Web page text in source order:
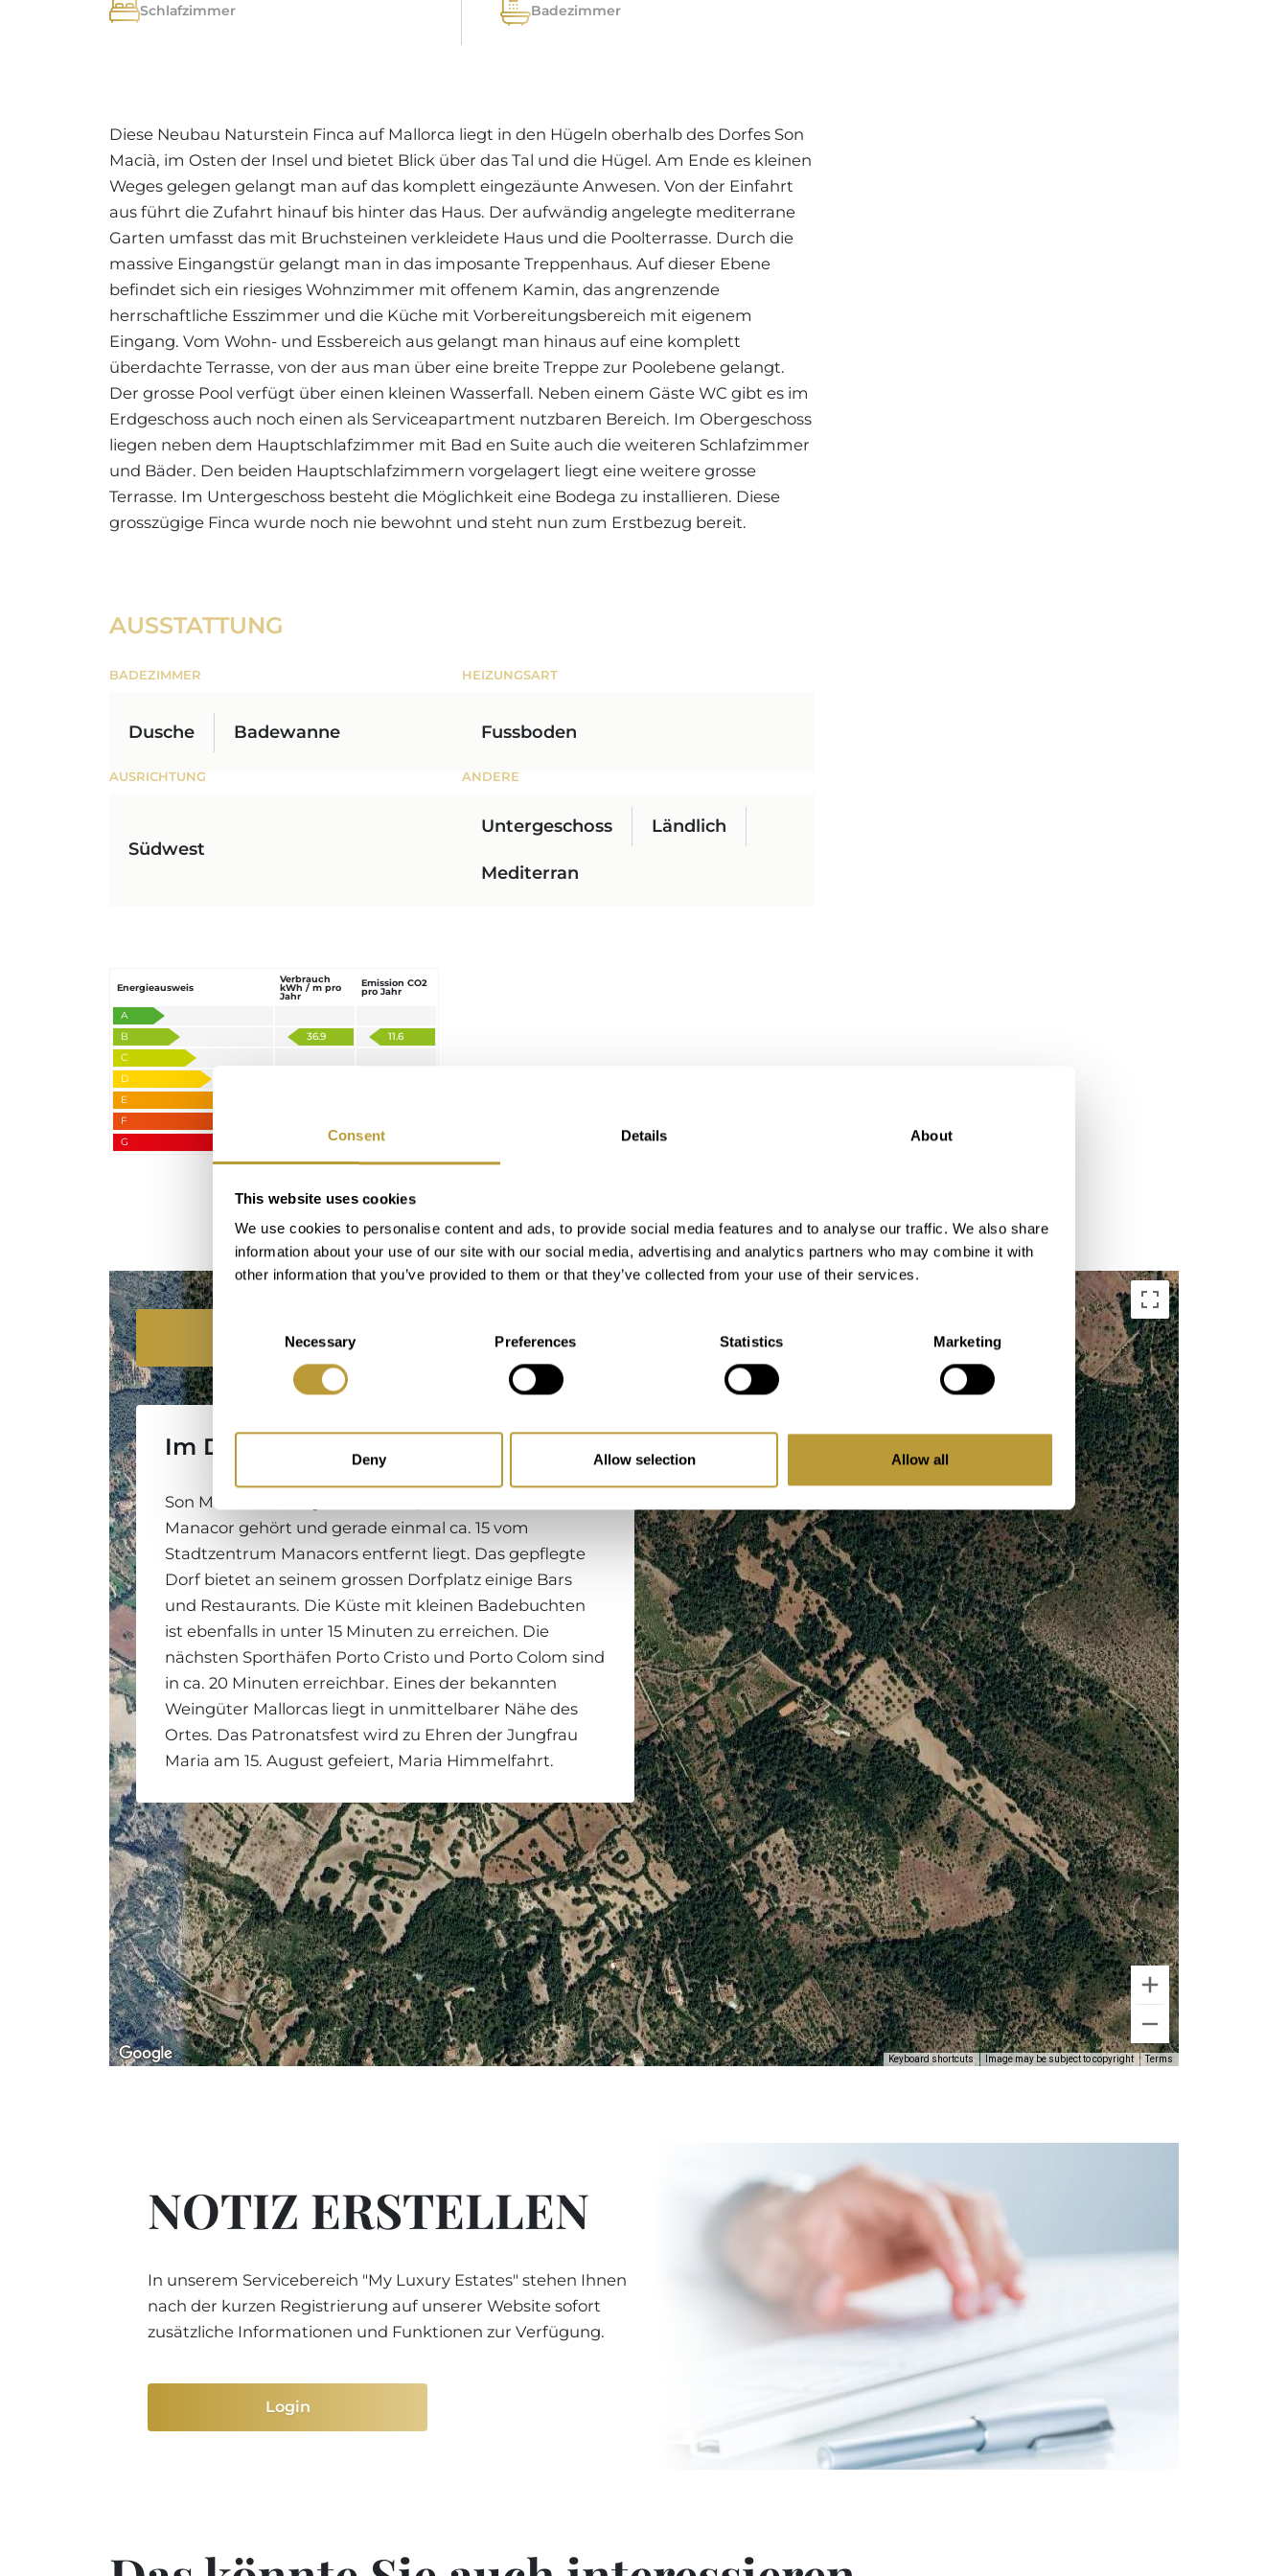
Consent Details About
This website uses cookies
We use cookies to personalise content and ads, to provide social media features and to analyse our traffic. We also share
information about your use of our site with our social media, advertising and analytics partners who may combine it with
other information that you’ve provided to them or that they’ve collected from your use of their services.
Necessary Preferences Statistics Marketing
Deny Allow selection Allow all
Schlafzimmer Badezimmer
Diese Neubau Naturstein Finca auf Mallorca liegt in den Hügeln oberhalb des Dorfes Son
Macià, im Osten der Insel und bietet Blick über das Tal und die Hügel. Am Ende es kleinen
Weges gelegen gelangt man auf das komplett eingezäunte Anwesen. Von der Einfahrt
aus führt die Zufahrt hinauf bis hinter das Haus. Der aufwändig angelegte mediterrane
Garten umfasst das mit Bruchsteinen verkleidete Haus und die Poolterrasse. Durch die
massive Eingangstür gelangt man in das imposante Treppenhaus. Auf dieser Ebene
befindet sich ein riesiges Wohnzimmer mit offenem Kamin, das angrenzende
herrschaftliche Esszimmer und die Küche mit Vorbereitungsbereich mit eigenem
Eingang. Vom Wohn- und Essbereich aus gelangt man hinaus auf eine komplett
überdachte Terrasse, von der aus man über eine breite Treppe zur Poolebene gelangt.
Der grosse Pool verfügt über einen kleinen Wasserfall. Neben einem Gäste WC gibt es im
Erdgeschoss auch noch einen als Serviceapartment nutzbaren Bereich. Im Obergeschoss
liegen neben dem Hauptschlafzimmer mit Bad en Suite auch die weiteren Schlafzimmer
und Bäder. Den beiden Hauptschlafzimmern vorgelagert liegt eine weitere grosse
Terrasse. Im Untergeschoss besteht die Möglichkeit eine Bodega zu installieren. Diese
grosszügige Finca wurde noch nie bewohnt und steht nun zum Erstbezug bereit.
AUSSTATTUNG
BADEZIMMER
Dusche Badewanne
HEIZUNGSART
Fussboden
AUSRICHTUNG
Südwest
ANDERE
Untergeschoss Ländlich
Mediterran
Energieausweis
Verbrauch
kWh / m pro
Jahr
Emission CO2
pro Jahr
A
B
36.9
11.6
C
D
E
F
G
Standort Region
Im Detail
Son Macià ist ein idyllisches Dorf, das zur Gemeinde
Manacor gehört und gerade einmal ca. 15 vom
Stadtzentrum Manacors entfernt liegt. Das gepflegte
Dorf bietet an seinem grossen Dorfplatz einige Bars
und Restaurants. Die Küste mit kleinen Badebuchten
ist ebenfalls in unter 15 Minuten zu erreichen. Die
nächsten Sporthäfen Porto Cristo und Porto Colom sind
in ca. 20 Minuten erreichbar. Eines der bekannten
Weingüter Mallorcas liegt in unmittelbarer Nähe des
Ortes. Das Patronatsfest wird zu Ehren der Jungfrau
Maria am 15. August gefeiert, Maria Himmelfahrt.
Keyboard shortcuts Image may be subject to copyright Terms
NOTIZ ERSTELLEN
In unserem Servicebereich "My Luxury Estates" stehen Ihnen
nach der kurzen Registrierung auf unserer Website sofort
zusätzliche Informationen und Funktionen zur Verfügung.
Login